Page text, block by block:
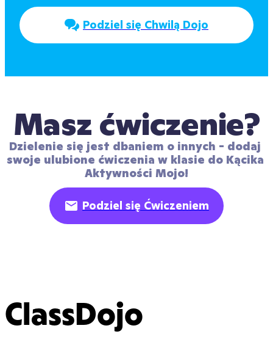
Podziel się Chwilą Dojo
Masz ćwiczenie?
Dzielenie się jest dbaniem o innych - dodaj
swoje ulubione ćwiczenia w klasie do Kącika
Aktywności Mojo!
Podziel się Ćwiczeniem
ClassDojo